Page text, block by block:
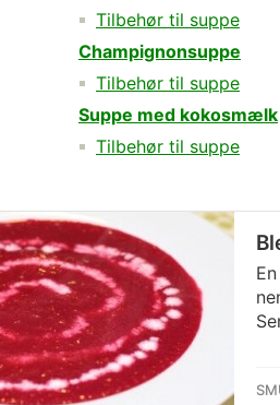
Tilbehør til suppe
Champignonsuppe
Tilbehør til suppe
Suppe med kokosmælk
Tilbehør til suppe